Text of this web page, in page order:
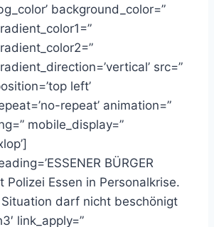
background_color=”
src=”
left’
repeat’ animation=”
mobile_display=”
BÜRGER
Polizei Essen in Personalkrise.
darf nicht beschönigt
link_apply=”